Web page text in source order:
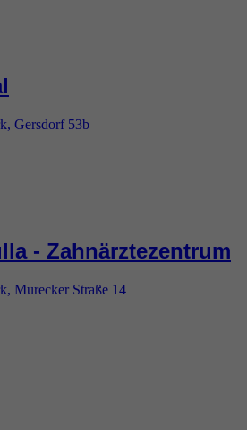
Gersdorf 53b
- Zahnärztezentrum
Murecker Straße 14